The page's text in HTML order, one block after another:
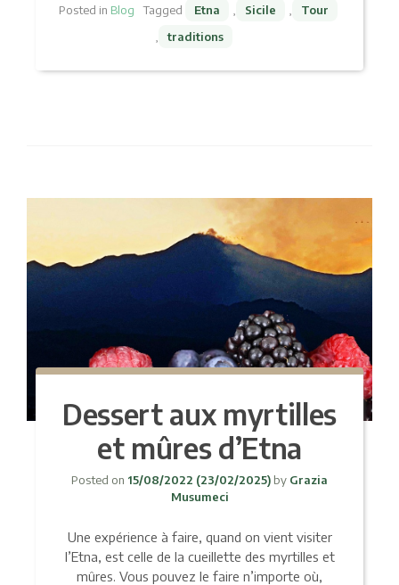
Posted in Blog Tagged Etna Sicile
Tour
traditions
Dessert aux myrtilles
et mûres d’Etna
Posted on 15/08/2022 (23/02/2025) by Grazia
Musumeci
Une expérience à faire, quand on vient visiter
l’Etna, est celle de la cueillette des myrtilles et
mûres. Vous pouvez le faire n’importe où,